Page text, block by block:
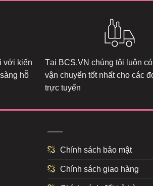
với kiến
hỗ
Tại BCS.VN chúng tôi luôn
vận chuyển tốt nhất cho các
trực tuyến
Chính sách bảo mật
Chính sách giao hàng